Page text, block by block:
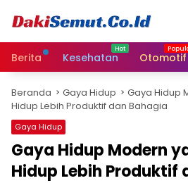
Berita Kesehatan Otomotif
Beranda Gaya Hidup
Gaya Hidup
Hidup Lebih Produktif dan Bahagia
Gaya Hidup
Gaya Hidup Modern
Hidup Lebih Produktif